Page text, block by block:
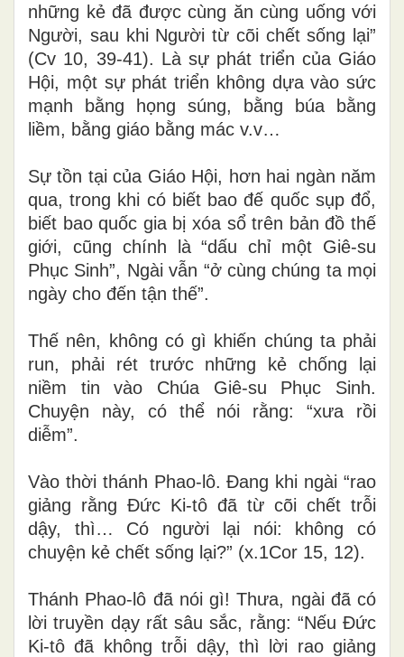
những kẻ đã được cùng ăn cùng uống với
Người, sau khi Người từ cõi chết sống lại”
(Cv 10, 39-41). Là sự phát triển của Giáo
Hội, một sự phát triển không dựa vào sức
mạnh bằng họng súng, bằng búa bằng
liềm, bằng giáo bằng mác v.v…
Sự tồn tại của Giáo Hội, hơn hai ngàn năm
qua, trong khi có biết bao đế quốc sụp đổ,
biết bao quốc gia bị xóa sổ trên bản đồ thế
giới, cũng chính là “dấu chỉ một Giê-su
Phục Sinh”, Ngài vẫn “ở cùng chúng ta mọi
ngày cho đến tận thế”.
Thế nên, không có gì khiến chúng ta phải
run, phải rét trước những kẻ chống lại
niềm tin vào Chúa Giê-su Phục Sinh.
Chuyện này, có thể nói rằng: “xưa rồi
diễm”.
Vào thời thánh Phao-lô. Đang khi ngài “rao
giảng rằng Đức Ki-tô đã từ cõi chết trỗi
dậy, thì… Có người lại nói: không có
chuyện kẻ chết sống lại?” (x.1Cor 15, 12).
Thánh Phao-lô đã nói gì! Thưa, ngài đã có
lời truyền dạy rất sâu sắc, rằng: “Nếu Đức
Ki-tô đã không trỗi dậy, thì lời rao giảng